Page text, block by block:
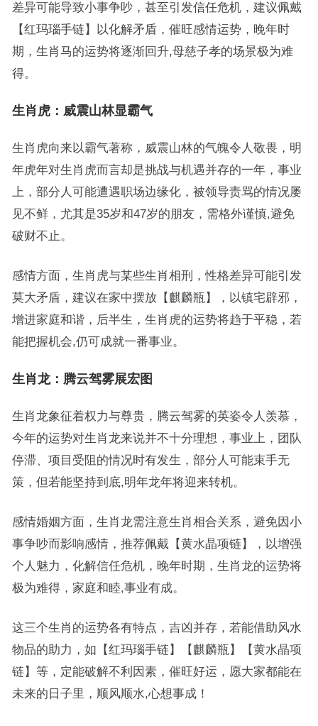
差异可能导致小事争吵，甚至引发信任危机，建议佩戴
【红玛瑙手链】以化解矛盾，催旺感情运势，晚年时
期，生肖马的运势将逐渐回升,母慈子孝的场景极为难
得。
生肖虎：威震山林显霸气
生肖虎向来以霸气著称，威震山林的气魄令人敬畏，明
年虎年对生肖虎而言却是挑战与机遇并存的一年，事业
上，部分人可能遭遇职场边缘化，被领导责骂的情况屡
见不鲜，尤其是35岁和47岁的朋友，需格外谨慎,避免
破财不止。
感情方面，生肖虎与某些生肖相刑，性格差异可能引发
莫大矛盾，建议在家中摆放【麒麟瓶】，以镇宅辟邪，
增进家庭和谐，后半生，生肖虎的运势将趋于平稳，若
能把握机会,仍可成就一番事业。
生肖龙：腾云驾雾展宏图
生肖龙象征着权力与尊贵，腾云驾雾的英姿令人羡慕，
今年的运势对生肖龙来说并不十分理想，事业上，团队
停滞、项目受阻的情况时有发生，部分人可能束手无
策，但若能坚持到底,明年龙年将迎来转机。
感情婚姻方面，生肖龙需注意生肖相合关系，避免因小
事争吵而影响感情，推荐佩戴【黄水晶项链】，以增强
个人魅力，化解信任危机，晚年时期，生肖龙的运势将
极为难得，家庭和睦,事业有成。
这三个生肖的运势各有特点，吉凶并存，若能借助风水
物品的助力，如【红玛瑙手链】【麒麟瓶】【黄水晶项
链】等，定能破解不利因素，催旺好运，愿大家都能在
未来的日子里，顺风顺水,心想事成！